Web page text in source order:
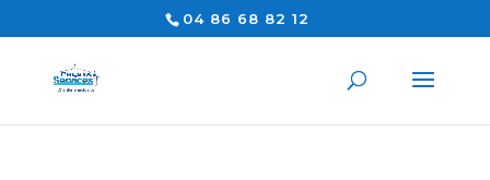
04 86 68 82 12